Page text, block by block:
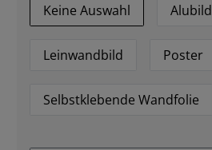
Keine Auswahl
Alubild
Leinwandbild Poster
Selbstklebende Wandfolie